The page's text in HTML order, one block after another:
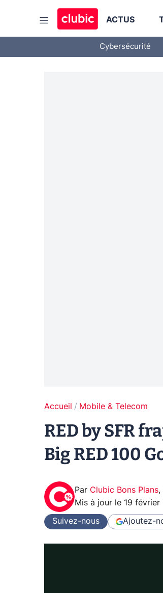
ACTUS
Cybersécurité
Accueil Mobile & Telecom
RED by SFR
Big RED 100
Par Clubic Bons Plans,
Mis à jour le 19 février
Suivez-nous Ajoutez-